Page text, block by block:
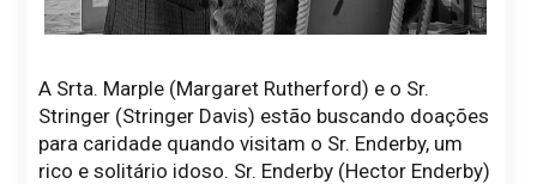
A Srta. Marple (Margaret Rutherford) e o Sr.
Stringer (Stringer Davis) estão buscando doações
para caridade quando visitam o Sr. Enderby, um
rico e solitário idoso. Sr. Enderby (Hector Enderby)